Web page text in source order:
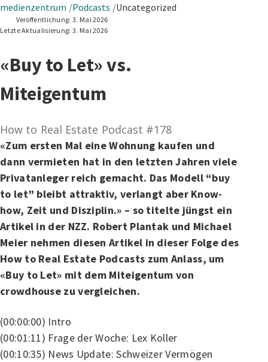
medienzentrum Podcasts Uncategorized
Veröffentlichung: 3. Mai 2026
Letzte Aktualisierung: 3. Mai 2026
«Buy to Let» vs.
Miteigentum
How to Real Estate Podcast #178
«Zum ersten Mal eine Wohnung kaufen und
dann vermieten hat in den letzten Jahren viele
Privatanleger reich gemacht. Das Modell “buy
to let” bleibt attraktiv, verlangt aber Know-
how, Zeit und Disziplin.» – so titelte jüngst ein
Artikel in der NZZ. Robert Plantak und Michael
Meier nehmen diesen Artikel in dieser Folge des
How to Real Estate Podcasts zum Anlass, um
«Buy to Let» mit dem Miteigentum von
crowdhouse zu vergleichen.
(00:00:00) Intro
(00:01:11) Frage der Woche: Lex Koller
(00:10:35) News Update: Schweizer Vermögen